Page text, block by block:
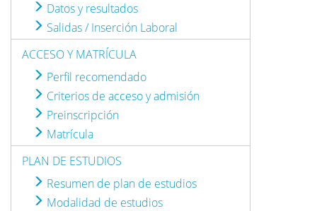
Datos y resultados
Salidas / Inserción Laboral
ACCESO Y MATRÍCULA
Perfil recomendado
Criterios de acceso y admisión
Preinscripción
Matrícula
PLAN DE ESTUDIOS
Resumen de plan de estudios
Modalidad de estudios